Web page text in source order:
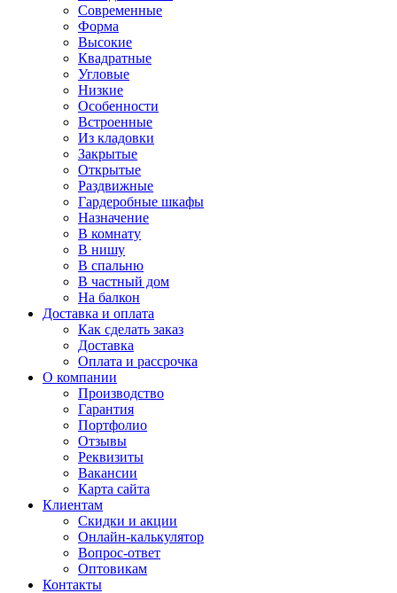
Современные
Форма
Высокие
Квадратные
Угловые
Низкие
Особенности
Встроенные
Из кладовки
Закрытые
Открытые
Раздвижные
Гардеробные шкафы
Назначение
В комнату
В нишу
В спальню
В частный дом
На балкон
Доставка и оплата
Как сделать заказ
Доставка
Оплата и рассрочка
О компании
Производство
Гарантия
Портфолио
Отзывы
Реквизиты
Вакансии
Карта сайта
Клиентам
Скидки и акции
Онлайн-калькулятор
Вопрос-ответ
Оптовикам
Контакты